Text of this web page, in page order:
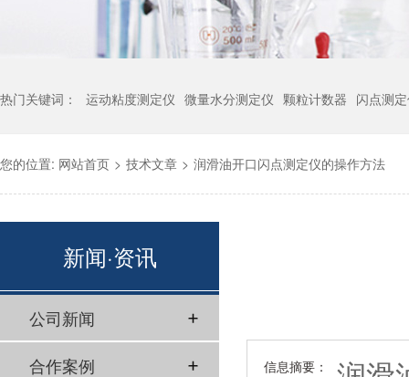
热门关键词： 运动粘度测定仪 微量水分测定仪 颗粒计数器 闪点测
您的位置: 网站首页 > 技术文章 > 润滑油开口闪点测定仪的操作方法
信息摘要：
新闻·资讯
公司新闻
合作案例